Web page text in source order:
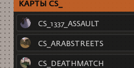
КАРТЫ CS_
CS_1337_ASSAULT
CS_ARABSTREETS
CS_DEATHMATCH